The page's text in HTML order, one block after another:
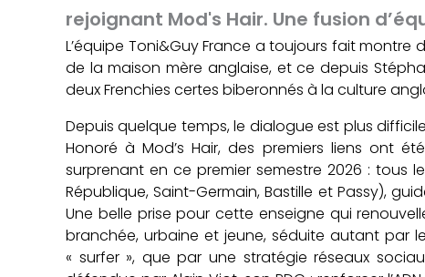
rejoignant Mod's Hair. Une fusion
L’équipe Toni&Guy France a toujours fait
de la maison mère anglaise, et ce depuis
deux Frenchies certes biberonnés à la culture
Depuis quelque temps, le dialogue est plus
Honoré à Mod’s Hair, des premiers liens ont
surprenant en ce premier semestre 2026 : tous
République, Saint-Germain, Bastille et Passy),
Une belle prise pour cette enseigne qui
branchée, urbaine et jeune, séduite autant par
« surfer », que par une stratégie réseaux